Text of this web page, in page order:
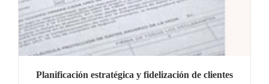
Planificación estratégica y fidelización de clientes